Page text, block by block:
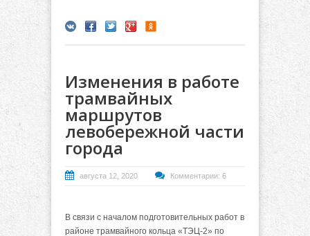
Изменения в работе
трамвайных
маршрутов
левобережной части
города
августа 12, 2020 Комментарии: 6
В связи с началом подготовительных работ в
районе трамвайного кольца «ТЭЦ-2» по